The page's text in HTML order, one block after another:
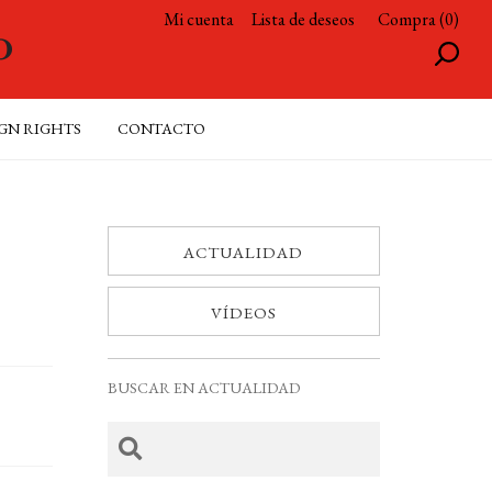
Mi cuenta Lista de deseos Compra (0)
RIGHTS CONTACTO
ACTUALIDAD
VÍDEOS
BUSCAR EN ACTUALIDAD